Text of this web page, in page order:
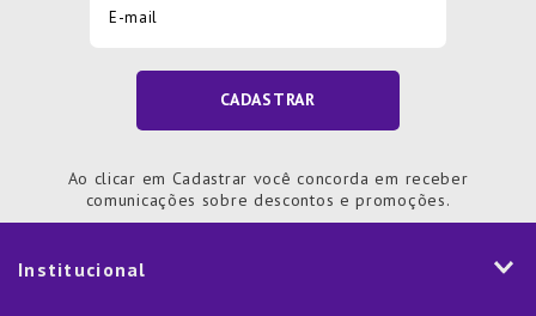
CADASTRAR
Ao clicar em Cadastrar você concorda em receber
comunicações sobre descontos e promoções.
Institucional